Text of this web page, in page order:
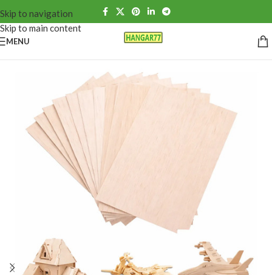
Skip to navigation
Skip to main content
MENU